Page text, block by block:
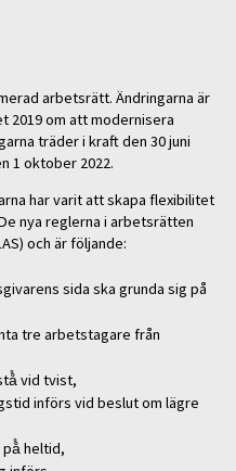
arbetsrätt. Ändringarna är
2019 om att modernisera
träder i kraft den 30 juni
1 oktober 2022.
har varit att skapa flexibilitet
nya reglerna i arbetsrätten
och är följande:
sida ska grunda sig på
tre arbetstagare från
vid tvist,
införs vid beslut om lägre
på̊ heltid,